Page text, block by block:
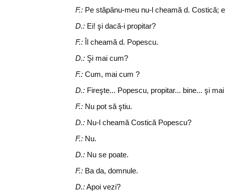
F.: Pe stăpânu-meu nu-l cheamă d. Costică;
D.: Ei! şi dacă-i propitar?
F.: Îl cheamă d. Popescu.
D.: Şi mai cum?
F.: Cum, mai cum ?
D.: Fireşte... Popescu, propitar... bine... şi
F.: Nu pot să ştiu.
D.: Nu-l cheamă Costică Popescu?
F.: Nu.
D.: Nu se poate.
F.: Ba da, domnule.
D.:Apoi vezi?